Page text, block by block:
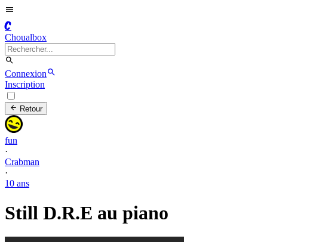
C
Choualbox
Connexion
Inscription
Retour
fun
·
Crabman
·
10 ans
Still D.R.E au piano